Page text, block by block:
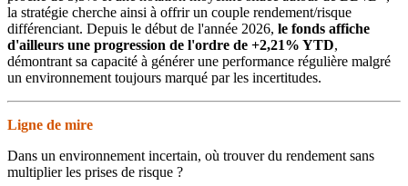
la stratégie cherche ainsi à offrir un couple rendement/risque
différenciant. Depuis le début de l'année 2026, le fonds affiche
d'ailleurs une progression de l'ordre de +2,21% YTD,
démontrant sa capacité à générer une performance régulière malgré
un environnement toujours marqué par les incertitudes.
Ligne de mire
Dans un environnement incertain, où trouver du rendement sans
multiplier les prises de risque ?